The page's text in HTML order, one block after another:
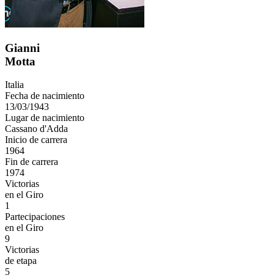
Gianni
Motta
Italia
Fecha de nacimiento
13/03/1943
Lugar de nacimiento
Cassano d'Adda
Inicio de carrera
1964
Fin de carrera
1974
Victorias
en el Giro
1
Partecipaciones
en el Giro
9
Victorias
de etapa
5